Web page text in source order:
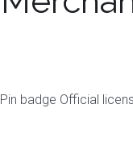
badge Official